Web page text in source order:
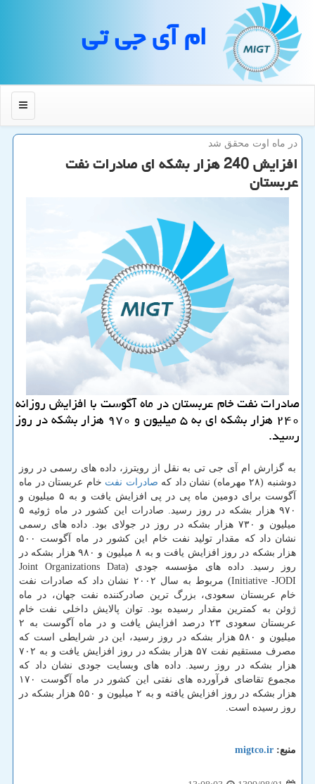
ام آی جی تی
منو
در ماه اوت محقق شد
افزایش 240 هزار بشكه ای صادرات نفت
عربستان
صادرات نفت خام عربستان در ماه آگوست با افزایش روزانه
۲۴۰ هزار بشكه ای به ۵ میلیون و ۹۷۰ هزار بشكه در روز
رسید.
به گزارش ام آی جی تی به نقل از رویترز، داده های رسمی در روز
دوشنبه (۲۸ مهرماه) نشان داد که
صادرات نفت خام عربستان در ماه
آگوست برای دومین ماه پی در پی افزایش یافت و به ۵ میلیون و
۹۷۰ هزار بشکه در روز رسید. صادرات این کشور در ماه ژوئیه ۵
میلیون و ۷۳۰ هزار بشکه در روز در جولای بود. داده های رسمی
نشان داد که مقدار تولید نفت خام این کشور در ماه آگوست ۵۰۰
هزار بشکه در روز افزایش یافت و به ۸ میلیون و ۹۸۰ هزار بشکه در
روز رسید. داده های مؤسسه جودی (Joint Organizations Data
Initiative -JODI) مربوط به سال ۲۰۰۲ نشان داد که صادرات نفت
خام عربستان سعودی، بزرگ ترین صادرکننده نفت جهان، در ماه
ژوئن به کمترین مقدار رسیده بود. توان پالایش داخلی نفت خام
عربستان سعودی ۲۳ درصد افزایش یافت و در ماه آگوست به ۲
میلیون و ۵۸۰ هزار بشکه در روز رسید، این در شرایطی است که
مصرف مستقیم نفت ۵۷ هزار بشکه در روز افزایش یافت و به ۷۰۲
هزار بشکه در روز رسید. داده های وبسایت جودی نشان داد که
مجموع تقاضای فرآورده های نفتی این کشور در ماه آگوست ۱۷۰
هزار بشکه در روز افزایش یافته و به ۲ میلیون و ۵۵۰ هزار بشکه در
روز رسیده است.
منبع: migtco.ir